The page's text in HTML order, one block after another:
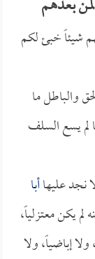
شيئاً خبئ لكم
والباطل ما
يسع السلف
نجد عليهاأبا
لم يكن معتزلياً،
إباضياً، ولا